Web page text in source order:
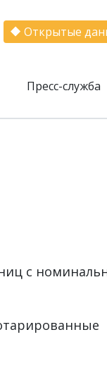
Открытые
Пресс-служба
с